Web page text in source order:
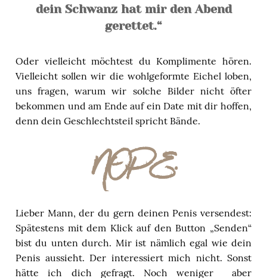
dein Schwanz hat mir den Abend
gerettet.“
Oder vielleicht möchtest du Komplimente hören.
Vielleicht sollen wir die wohlgeformte Eichel loben,
uns fragen, warum wir solche Bilder nicht öfter
bekommen und am Ende auf ein Date mit dir hoffen,
denn dein Geschlechtsteil spricht Bände.
NOPE.
Lieber Mann, der du gern deinen Penis versendest:
Spätestens mit dem Klick auf den Button „Senden“
bist du unten durch. Mir ist nämlich egal wie dein
Penis aussieht. Der interessiert mich nicht. Sonst
hätte ich dich gefragt. Noch weniger
aber